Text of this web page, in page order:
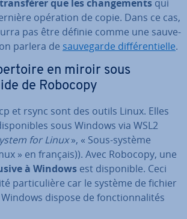
que les chan­ge­ments qui
opération de copie. Dans ce cas,
pas être définie comme une sau­ve­
parlera de sau­ve­garde dif­fé­ren­tielle.
en miroir sous
de Robocopy
et rsync sont des outils Linux. Elles
sous Windows via WSL2
for Linux», « Sous-système
» en français)). Avec Robocopy, une
à Windows est dis­po­nible. Ceci
par­ti­cu­lière car le système de fichier
Windows dispose de fonc­tion­na­li­tés